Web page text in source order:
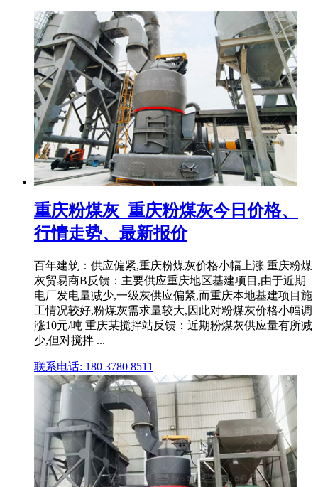
重庆粉煤灰_重庆粉煤灰今日价格、
行情走势、最新报价
百年建筑：供应偏紧,重庆粉煤灰价格小幅上涨 重庆粉煤
灰贸易商B反馈：主要供应重庆地区基建项目,由于近期
电厂发电量减少,一级灰供应偏紧,而重庆本地基建项目施
工情况较好,粉煤灰需求量较大,因此对粉煤灰价格小幅调
涨10元/吨 重庆某搅拌站反馈：近期粉煤灰供应量有所减
少,但对搅拌 ...
联系电话: 180 3780 8511